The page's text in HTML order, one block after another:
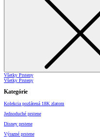
Všetky Prsteny
Všetky Prsteny
Kategórie
Kolekcia pozlátená 18K zlatom
Jednoduché prstene
Disney prstene
Výrazné prstene